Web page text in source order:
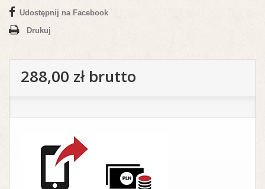
Udostępnij na Facebook
Drukuj
288,00 złbrutto